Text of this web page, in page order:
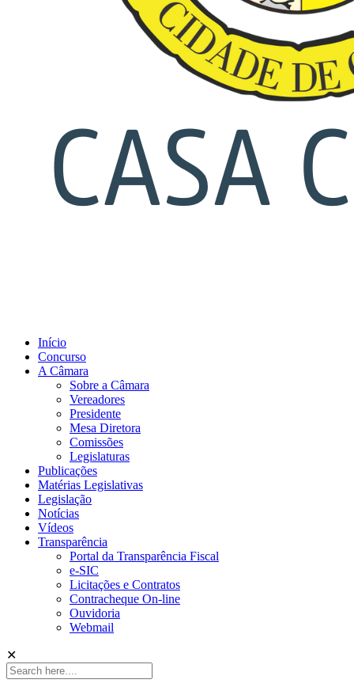
Início
Concurso
A Câmara
Sobre a Câmara
Vereadores
Presidente
Mesa Diretora
Comissões
Legislaturas
Publicações
Matérias Legislativas
Legislação
Notícias
Vídeos
Transparência
Portal da Transparência Fiscal
e-SIC
Licitações e Contratos
Contracheque On-line
Ouvidoria
Webmail
✕